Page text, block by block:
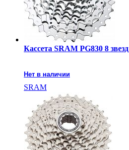
Кассета SRAM PG830 8 звезд
Нет в наличии
SRAM